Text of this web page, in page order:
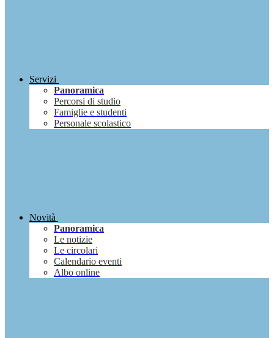
Servizi
Panoramica
Percorsi di studio
Famiglie e studenti
Personale scolastico
Novità
Panoramica
Le notizie
Le circolari
Calendario eventi
Albo online